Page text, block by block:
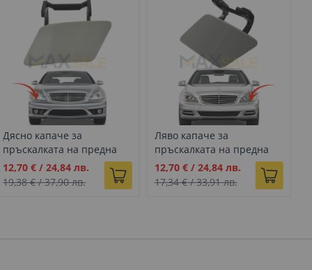
Дясно капаче за
пръскалката на предна
броня с основа за
Mercedes S class W221
Промо
цена
12,70 € /24,84 лв.
19,38 €/37,90 лв.
Ляво капаче за
пръскалката на предна
броня с основа за
Mercedes S class W221
Промо
цена
12,70 €/ 24,84 лв.
17,34 €/33,91 лв.